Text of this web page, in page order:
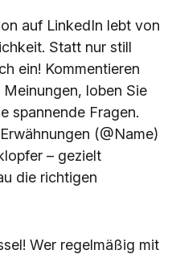
auf LinkedIn lebt von
Statt nur still
ein! Kommentieren
loben Sie
spannende Fragen.
(@Name)
– gezielt
die richtigen
Wer regelmäßig mit